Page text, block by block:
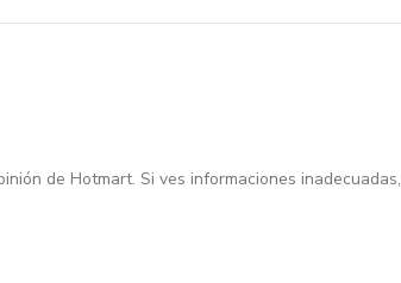
de Hotmart. Si ves informaciones inadecuadas,